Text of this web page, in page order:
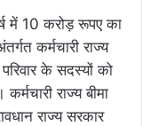
में 10 करोड़ रूपए का
कर्मचारी राज्य
के सदस्यों को
राज्य बीमा
राज्य सरकार